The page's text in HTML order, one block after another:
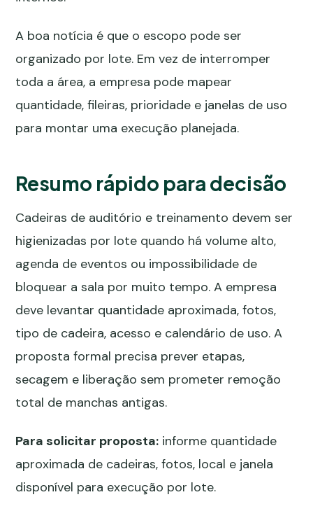
A boa notícia é que o escopo pode ser
organizado por lote. Em vez de interromper
toda a área, a empresa pode mapear
quantidade, fileiras, prioridade e janelas de uso
para montar uma execução planejada.
Resumo rápido para decisão
Cadeiras de auditório e treinamento devem ser
higienizadas por lote quando há volume alto,
agenda de eventos ou impossibilidade de
bloquear a sala por muito tempo. A empresa
deve levantar quantidade aproximada, fotos,
tipo de cadeira, acesso e calendário de uso. A
proposta formal precisa prever etapas,
secagem e liberação sem prometer remoção
total de manchas antigas.
Para solicitar proposta: informe quantidade
aproximada de cadeiras, fotos, local e janela
disponível para execução por lote.